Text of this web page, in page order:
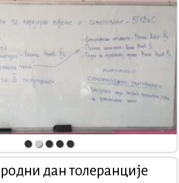
дан толеранције